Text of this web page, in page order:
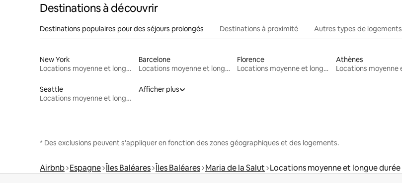
Destinations à découvrir
Destinations populaires pour des séjours prolongés Destinations à proximité Autres types de logements
New York
Locations moyenne et longue durée
Barcelone
Locations moyenne et longue durée
Florence
Locations moyenne et longue durée
Athènes
Seattle
Locations moyenne et longue durée
Afficher plus
* Des exclusions peuvent s'appliquer en fonction des zones géographiques et des logements.
Airbnb Espagne Îles Baléares Îles Baléares Maria de la Salut Locations moyenne et longue durée